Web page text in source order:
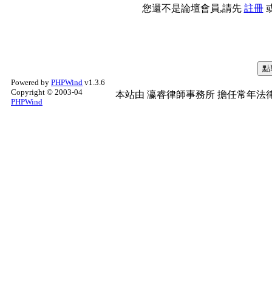
您還不是論壇會員,請先 註冊
Powered by PHPWind v1.3.6
Copyright © 2003-04
PHPWind
本站由 瀛睿律師事務所 擔任常年法